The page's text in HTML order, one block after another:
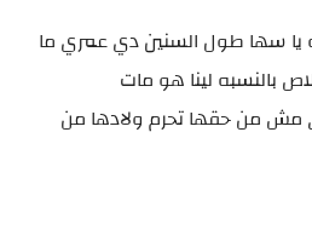
يا سها طول السنين دي عمري ما
بالنسبه لينا هو مات
من حقها تحرم ولادها من